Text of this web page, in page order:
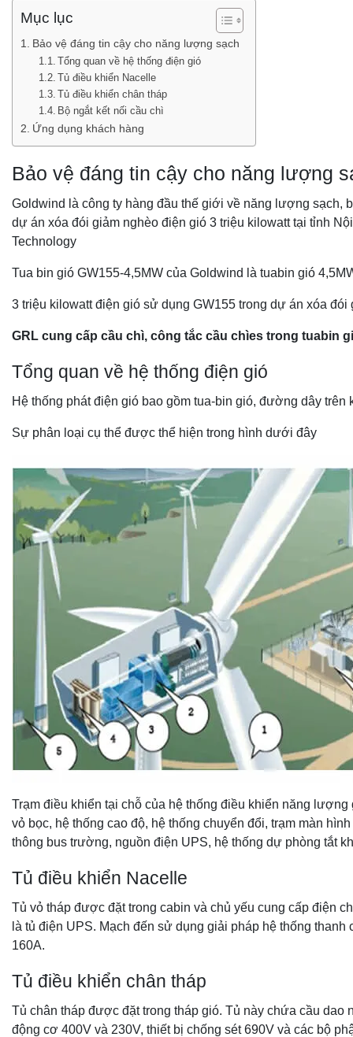
Mục lục
Bảo vệ đáng tin cậy cho năng lượng sạch
Tổng quan về hệ thống điện gió
Tủ điều khiển Nacelle
Tủ điều khiển chân tháp
Bộ ngắt kết nối cầu chì
Ứng dụng khách hàng
Bảo vệ đáng tin cậy cho năng lượng
Goldwind là công ty hàng đầu thế giới về năng lượng sạch,
dự án xóa đói giảm nghèo điện gió 3 triệu kilowatt tại tỉnh
Technology
Tua bin gió GW155-4,5MW của Goldwind là tuabin gió
3 triệu kilowatt điện gió sử dụng GW155 trong dự án xóa
GRL cung cấp cầu chì, công tắc cầu chìes trong tuabin
Tổng quan về hệ thống điện gió
Hệ thống phát điện gió bao gồm tua-bin gió, đường dây
Sự phân loại cụ thể được thể hiện trong hình dưới đây
Trạm điều khiển tại chỗ của hệ thống điều khiển năng
vỏ bọc, hệ thống cao độ, hệ thống chuyển đổi, trạm màn
thông bus trường, nguồn điện UPS, hệ thống dự phòng tắt
Tủ điều khiển Nacelle
Tủ vỏ tháp được đặt trong cabin và chủ yếu cung cấp điện
là tủ điện UPS. Mạch đến sử dụng giải pháp hệ thống
160A.
Tủ điều khiển chân tháp
Tủ chân tháp được đặt trong tháp gió. Tủ này chứa cầu dao
động cơ 400V và 230V, thiết bị chống sét 690V và các bộ